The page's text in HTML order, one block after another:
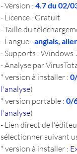
- Version : 4.7 du 02/
- Licence : Gratuit
- Taille du
- Langue : anglais,
- Supports : Windows
- Analyse par
* version à installer :
l'analyse)
* version portable : 0/
l'analyse)
- Lien direct de
sélectionner suivant
* version à installer :